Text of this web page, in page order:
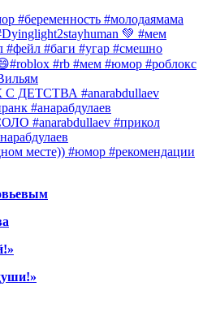
#беременность #молодаямама
💚 #мем
#баги #угар #смешно
#rb #мем #юмор #роблокс
#anarabdullaev
#анарабдулаев
#anarabdullaev #прикол
месте)) #юмор #рекомендации